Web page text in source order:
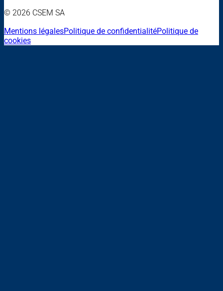
© 2026 CSEM SA
Mentions légalesPolitique de confidentialitéPolitique de
cookies